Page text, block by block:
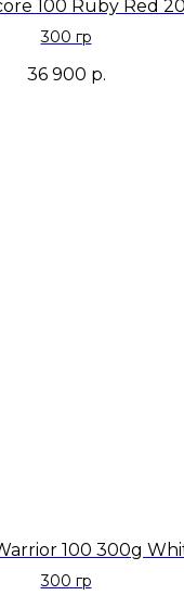
100 Ruby Red
300 гр
36 900 р.
100 300g
300 гр